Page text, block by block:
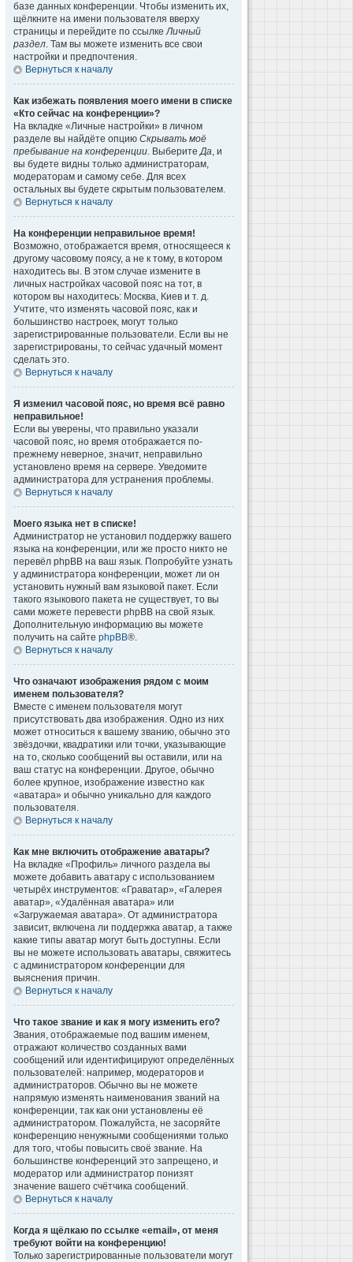
базе данных конференции. Чтобы изменить их,
щёлкните на имени пользователя вверху
страницы и перейдите по ссылкеЛичный
раздел. Там вы можете изменить все свои
настройки и предпочтения.
Вернуться к началу
Как избежать появления моего имени в списке
«Кто сейчас на конференции»?
На вкладке «Личные настройки» в личном
разделе вы найдёте опцию Скрывать моё
пребывание на конференции. ВыберитеДа, и
вы будете видны только администраторам,
модераторам и самому себе. Для всех
остальных вы будете скрытым пользователем.
Вернуться к началу
На конференции неправильное время!
Возможно, отображается время, относящееся к
другому часовому поясу, а не к тому, в котором
находитесь вы. В этом случае измените в
личных настройках часовой пояс на тот, в
котором вы находитесь: Москва, Киев и т. д.
Учтите, что изменять часовой пояс, как и
большинство настроек, могут только
зарегистрированные пользователи. Если вы не
зарегистрированы, то сейчас удачный момент
сделать это.
Вернуться к началу
Я изменил часовой пояс, но время всё равно
неправильное!
Если вы уверены, что правильно указали
часовой пояс, но время отображается по-
прежнему неверное, значит, неправильно
установлено время на сервере. Уведомите
администратора для устранения проблемы.
Вернуться к началу
Моего языка нет в списке!
Администратор не установил поддержку вашего
языка на конференции, или же просто никто не
перевёл phpBB на ваш язык. Попробуйте узнать
у администратора конференции, может ли он
установить нужный вам языковой пакет. Если
такого языкового пакета не существует, то вы
сами можете перевести phpBB на свой язык.
Дополнительную информацию вы можете
получить на сайте phpBB®.
Вернуться к началу
Что означают изображения рядом с моим
именем пользователя?
Вместе с именем пользователя могут
присутствовать два изображения. Одно из них
может относиться к вашему званию, обычно это
звёздочки, квадратики или точки, указывающие
на то, сколько сообщений вы оставили, или на
ваш статус на конференции. Другое, обычно
более крупное, изображение известно как
«аватара» и обычно уникально для каждого
пользователя.
Вернуться к началу
Как мне включить отображение аватары?
На вкладке «Профиль» личного раздела вы
можете добавить аватару с использованием
четырёх инструментов: «Граватар», «Галерея
аватар», «Удалённая аватара» или
«Загружаемая аватара». От администратора
зависит, включена ли поддержка аватар, а также
какие типы аватар могут быть доступны. Если
вы не можете использовать аватары, свяжитесь
с администратором конференции для
выяснения причин.
Вернуться к началу
Что такое звание и как я могу изменить его?
Звания, отображаемые под вашим именем,
отражают количество созданных вами
сообщений или идентифицируют определённых
пользователей: например, модераторов и
администраторов. Обычно вы не можете
напрямую изменять наименования званий на
конференции, так как они установлены её
администратором. Пожалуйста, не засоряйте
конференцию ненужными сообщениями только
для того, чтобы повысить своё звание. На
большинстве конференций это запрещено, и
модератор или администратор понизят
значение вашего счётчика сообщений.
Вернуться к началу
Когда я щёлкаю по ссылке «email», от меня
требуют войти на конференцию!
Только зарегистрированные пользователи могут